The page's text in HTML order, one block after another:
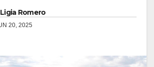
Ligia Romero
20, 2025